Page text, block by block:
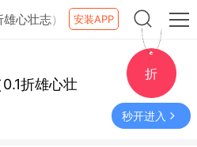
心壮志） 安装APP
折雄心壮
折
秒开进入